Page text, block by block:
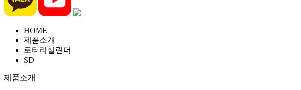
HOME
제품소개
로터리실린더
SD
제품소개